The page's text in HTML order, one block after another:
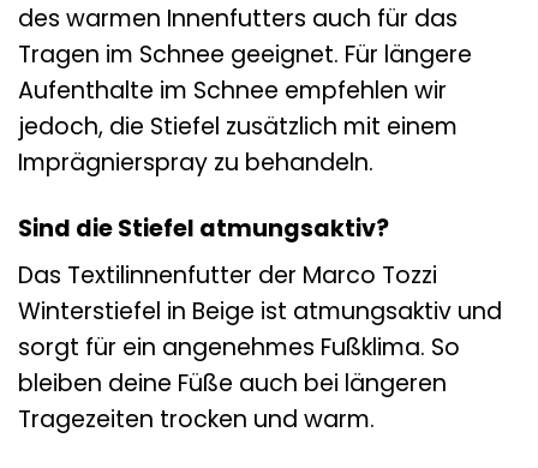
des warmen Innenfutters auch für das
Tragen im Schnee geeignet. Für längere
Aufenthalte im Schnee empfehlen wir
jedoch, die Stiefel zusätzlich mit einem
Imprägnierspray zu behandeln.
Sind die Stiefel atmungsaktiv?
Das Textilinnenfutter der Marco Tozzi
Winterstiefel in Beige ist atmungsaktiv und
sorgt für ein angenehmes Fußklima. So
bleiben deine Füße auch bei längeren
Tragezeiten trocken und warm.